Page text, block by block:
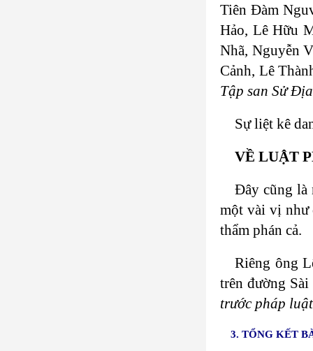
Tiên Đàm
Hảo, Lê Hữu
Nhã, Nguyễn
Cảnh, Lê
Tập san Sử Địa
Sự liệt kê
VỀ LUẬT
Đây cũng là
một vài vị như
thẩm phán cả.
Riêng ông
trên đường
trước pháp
3. TỔNG KẾT